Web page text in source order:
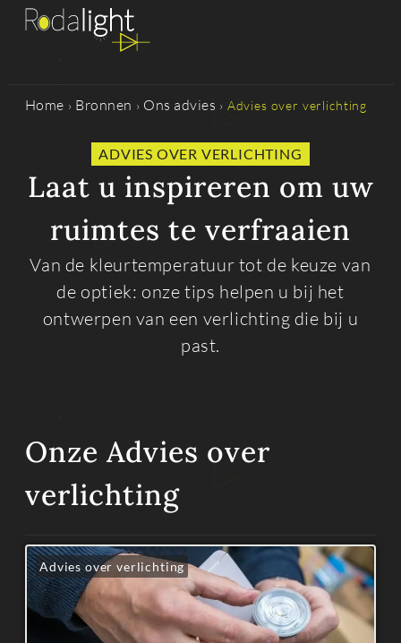
Home › Bronnen › Ons advies › Advies over verlichting
ADVIES OVER VERLICHTING
Laat u inspireren om uw
ruimtes te verfraaien
Van de kleurtemperatuur tot de keuze van
de optiek: onze tips helpen u bij het
ontwerpen van een verlichting die bij u
past.
Onze Advies over
verlichting
Advies over verlichting